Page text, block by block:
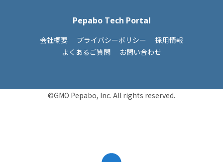
Pepabo Tech Portal
会社概要 プライバシーポリシー
採用情報
よくあるご質問
お問い合わせ
©GMO Pepabo, Inc. All rights reserved.